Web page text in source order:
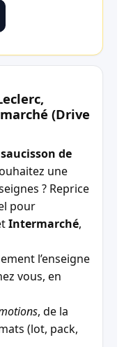
(Drive
saucisson de
une
? Reprice
pour
Intermarché,
l’enseigne
vous, en
, de la
(lot, pack,